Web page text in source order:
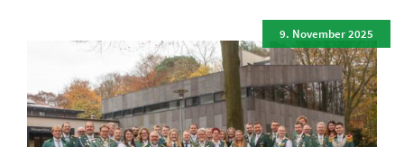
9. November 2025